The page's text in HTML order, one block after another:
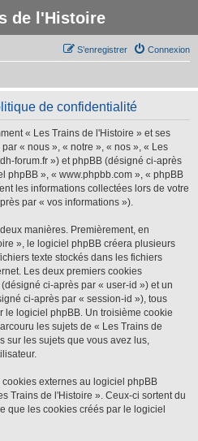
de l'Histoire
Connexion
S’enregistrer
de confidentialité
« Les Trains de l'Histoire » et ses
« nous », « notre », « nos », « Les
forum.fr ») et phpBB (désigné ci-après
phpBB », « www.phpbb.com », « phpBB
les informations collectées lors de votre
par « vos informations »).
manières. Premièrement, en
», le logiciel phpBB créera plusieurs
texte stockés dans les fichiers
Les deux premiers cookies
ci-après par « user-id ») et un
ci-après par « session-id »), tous
le logiciel phpBB. Un troisième cookie
les sujets de « Les Trains de
sur les sujets que vous avez lus,
externes au logiciel phpBB
Trains de l'Histoire ». Ceux-ci sortent du
que les cookies créés par le logiciel